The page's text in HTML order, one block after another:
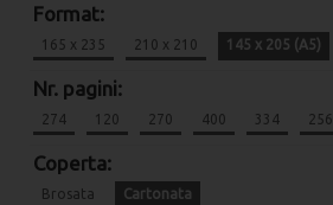
Format:
165 x 235 210 x 210 145 x 205 (A5)
Nr. pagini:
274 120 270 400 334 256
Coperta:
Brosata Cartonata